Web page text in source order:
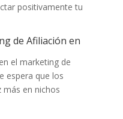
positivamente tu
de Afiliación en
el marketing de
espera que los
más en nichos